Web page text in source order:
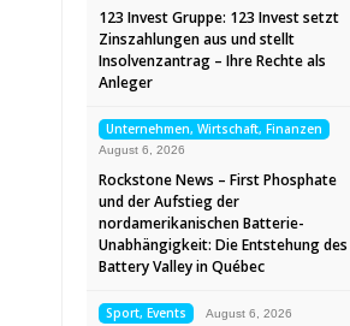
123 Invest Gruppe: 123 Invest setzt
Zinszahlungen aus und stellt
Insolvenzantrag – Ihre Rechte als
Anleger
Unternehmen, Wirtschaft, Finanzen
August 6, 2026
Rockstone News – First Phosphate
und der Aufstieg der
nordamerikanischen Batterie-
Unabhängigkeit: Die Entstehung des
Battery Valley in Québec
Sport, Events August 6, 2026